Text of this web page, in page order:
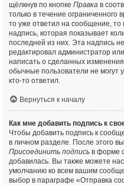
щёлкнув по кнопке Правка в
только в течение ограниченного
то уже ответил на сообщение,
надпись, которая показывает
последней из них. Эта надпись
редактировал администратор
написать о сделанных
обычные пользователи не могут
кто-то ответил.
Вернуться к началу
Как мне добавить подпись к
Чтобы добавить подпись к
в личном разделе. После этого
Присоединить подпись в форме
добавилась. Вы также можете
умолчанию ко всем вашим
выбор в параграфе «Отправка